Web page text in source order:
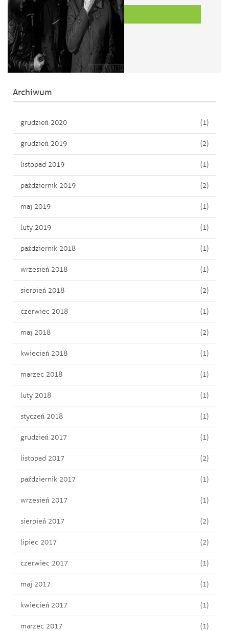
Read More
Archiwum
grudzień 2020 (1)
grudzień 2019 (2)
listopad 2019 (1)
październik 2019 (2)
maj 2019 (1)
luty 2019 (1)
październik 2018 (1)
wrzesień 2018 (1)
sierpień 2018 (2)
czerwiec 2018 (1)
maj 2018 (2)
kwiecień 2018 (1)
marzec 2018 (1)
luty 2018 (1)
styczeń 2018 (1)
grudzień 2017 (1)
listopad 2017 (2)
październik 2017 (1)
wrzesień 2017 (1)
sierpień 2017 (2)
lipiec 2017 (2)
czerwiec 2017 (1)
maj 2017 (1)
kwiecień 2017 (1)
marzec 2017 (1)